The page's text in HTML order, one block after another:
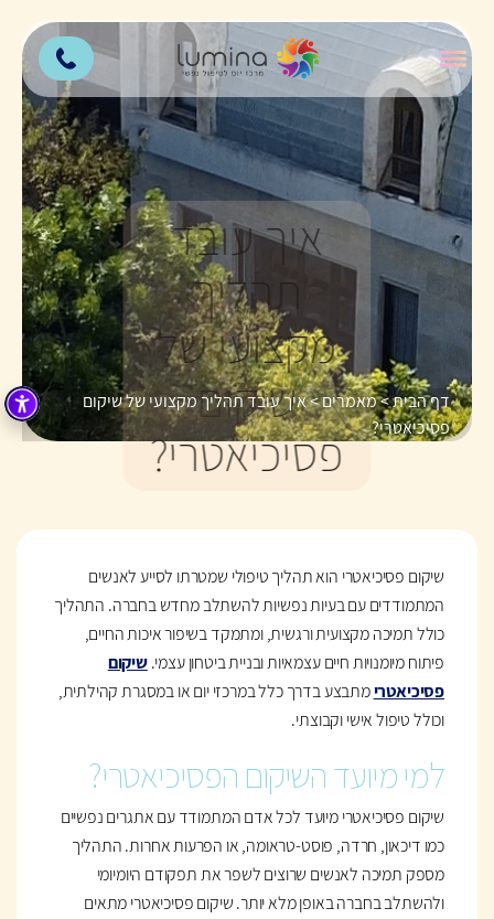
איך עובד
תהליך
מקצועי של
שיקום
פסיכיאטרי?
דף הבית>מאמרים>איך עובד תהליך מקצועי של שיקום
פסיכיאטרי?
שיקום פסיכיאטרי הוא תהליך טיפולי שמטרתו לסייע לאנשים
המתמודדים עם בעיות נפשיות להשתלב מחדש בחברה. התהליך
כולל תמיכה מקצועית ורגשית, ומתמקד בשיפור איכות החיים,
פיתוח מיומנויות חיים עצמאיות ובניית ביטחון עצמי.שיקום
פסיכיאטרימתבצע בדרך כלל במרכזי יום או במסגרת קהילתית,
וכולל טיפול אישי וקבוצתי.
למי מיועד השיקום הפסיכיאטרי?
שיקום פסיכיאטרי מיועד לכל אדם המתמודד עם אתגרים נפשיים
כמו דיכאון, חרדה, פוסט-טראומה, או הפרעות אחרות. התהליך
מספק תמיכה לאנשים שרוצים לשפר את תפקודם היומיומי
ולהשתלב בחברה באופן מלא יותר. שיקום פסיכיאטרי מתאים